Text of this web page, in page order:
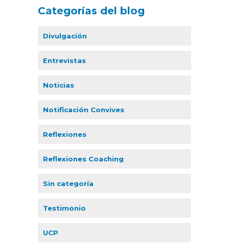
Categorías del blog
Divulgación
Entrevistas
Noticias
Notificación Convives
Reflexiones
Reflexiones Coaching
Sin categoría
Testimonio
UCP